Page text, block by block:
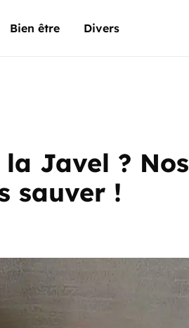
Bien être Divers
Javel ? Nos
sauver !